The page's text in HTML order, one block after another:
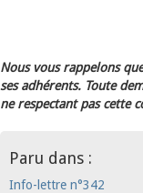
Nous vous rappelons
ses adhérents. Toute
ne respectant pas cette
Paru dans :
Info-lettre n°342